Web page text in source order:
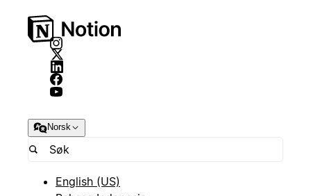
Norsk
English (US)